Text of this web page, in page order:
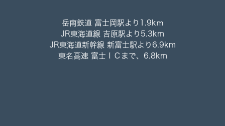
岳南鉄道 富士岡駅より1.9kｍ
JR東海道線 吉原駅より5.3km
JR東海道新幹線 新富士駅より6.9km
東名高速 富士ＩＣまで、6.8km